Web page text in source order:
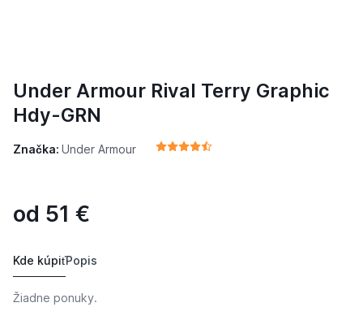
Under Armour Rival Terry Graphic
Hdy-GRN
Značka: Under Armour
od 51 €
Kde kúpiťPopis
Žiadne ponuky.